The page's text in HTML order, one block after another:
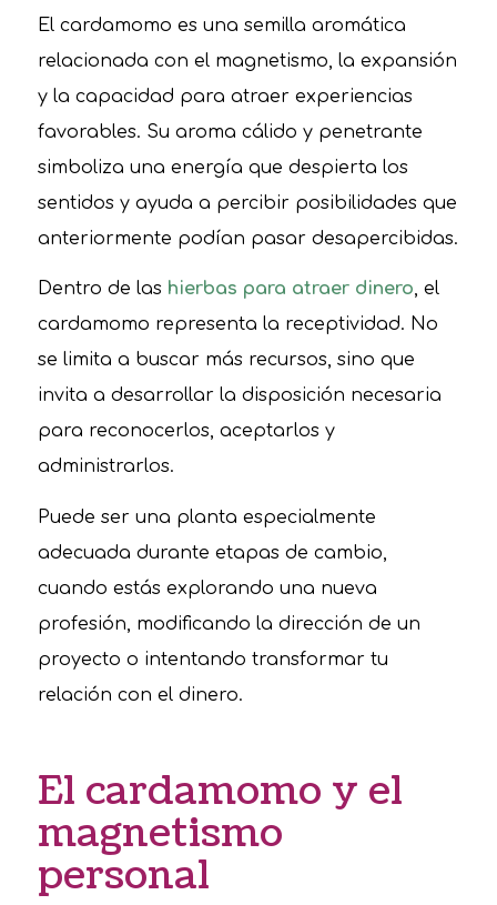
El cardamomo es una semilla aromática
relacionada con el magnetismo, la expansión
y la capacidad para atraer experiencias
favorables. Su aroma cálido y penetrante
simboliza una energía que despierta los
sentidos y ayuda a percibir posibilidades que
anteriormente podían pasar desapercibidas.
Dentro de las hierbas para atraer dinero, el
cardamomo representa la receptividad. No
se limita a buscar más recursos, sino que
invita a desarrollar la disposición necesaria
para reconocerlos, aceptarlos y
administrarlos.
Puede ser una planta especialmente
adecuada durante etapas de cambio,
cuando estás explorando una nueva
profesión, modificando la dirección de un
proyecto o intentando transformar tu
relación con el dinero.
El cardamomo y el
magnetismo
personal